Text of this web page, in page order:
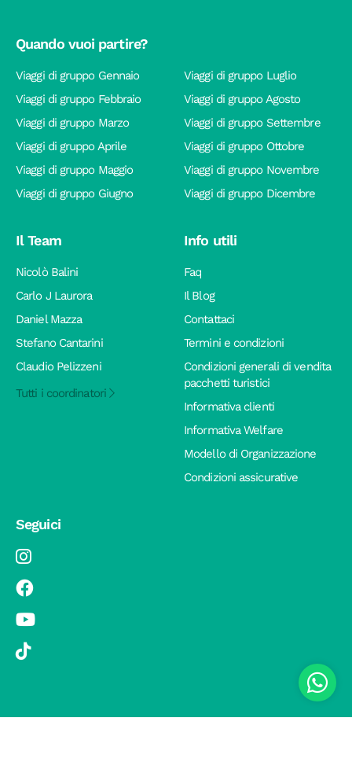
Quando vuoi partire?
Viaggi di gruppo Gennaio
Viaggi di gruppo Febbraio
Viaggi di gruppo Marzo
Viaggi di gruppo Aprile
Viaggi di gruppo Maggio
Viaggi di gruppo Giugno
Viaggi di gruppo Luglio
Viaggi di gruppo Agosto
Viaggi di gruppo Settembre
Viaggi di gruppo Ottobre
Viaggi di gruppo Novembre
Viaggi di gruppo Dicembre
Il Team
Nicolò Balini
Carlo J Laurora
Daniel Mazza
Stefano Cantarini
Claudio Pelizzeni
Tutti i coordinatori
Info utili
Faq
Il Blog
Contattaci
Termini e condizioni
Condizioni generali di vendita
pacchetti turistici
Informativa clienti
Informativa Welfare
Modello di Organizzazione
Condizioni assicurative
Seguici